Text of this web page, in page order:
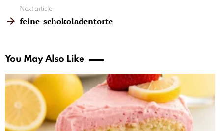
Next article
feine-schokoladentorte
You May Also Like